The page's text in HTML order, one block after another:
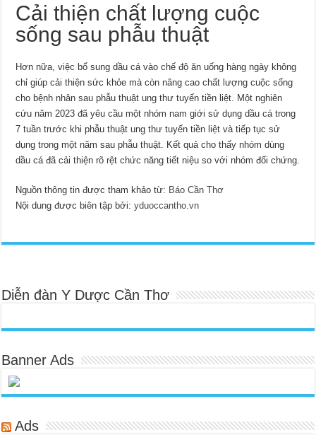
Cải thiện chất lượng cuộc
sống sau phẫu thuật
Hơn nữa, việc bổ sung dầu cá vào chế độ ăn uống hàng ngày không
chỉ giúp cải thiện sức khỏe mà còn nâng cao chất lượng cuộc sống
cho bệnh nhân sau phẫu thuật ung thư tuyến tiền liệt. Một nghiên
cứu năm 2023 đã yêu cầu một nhóm nam giới sử dụng dầu cá trong
7 tuần trước khi phẫu thuật ung thư tuyến tiền liệt và tiếp tục sử
dụng trong một năm sau phẫu thuật. Kết quả cho thấy nhóm dùng
dầu cá đã cải thiện rõ rệt chức năng tiết niệu so với nhóm đối chứng.
Nguồn thông tin được tham khảo từ: Báo Cần Thơ
Nội dung được biên tập bởi:yduoccantho.vn
Diễn đàn Y Dược Cần Thơ
Banner Ads
Ads